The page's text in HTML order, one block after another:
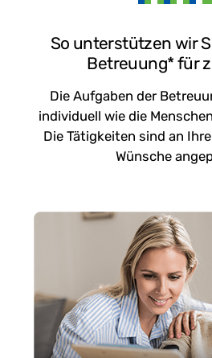
So unterstützen wir
Betreuung* für
Die Aufgaben der
individuell wie die
Die Tätigkeiten sind an
Wünsche